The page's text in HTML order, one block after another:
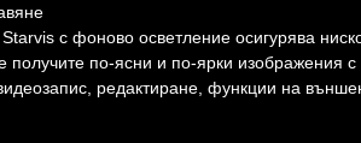
с фоново осветление осигурява
получите по-ясни и по-ярки изображения с
редактиране, функции на